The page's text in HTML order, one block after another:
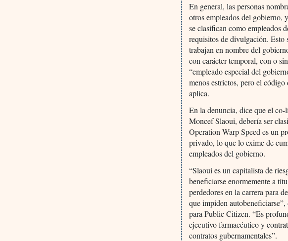
En general, las personas
otros empleados del gobierno,
se clasifican como empleados
requisitos de divulgación. Esto
trabajan en nombre del
con carácter temporal, con o
“empleado especial del
menos estrictos, pero el
aplica.
En la denuncia, dice que el
Moncef Slaoui, debería ser
Operation Warp Speed es un
privado, lo que lo exime de
empleados del gobierno.
“Slaoui es un capitalista de
beneficiarse enormemente a
perdedores en la carrera para
que impiden
para Public Citizen. “Es
ejecutivo farmacéutico y
contratos gubernamentales”.